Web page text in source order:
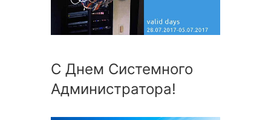
С Днем Системного
Администратора!